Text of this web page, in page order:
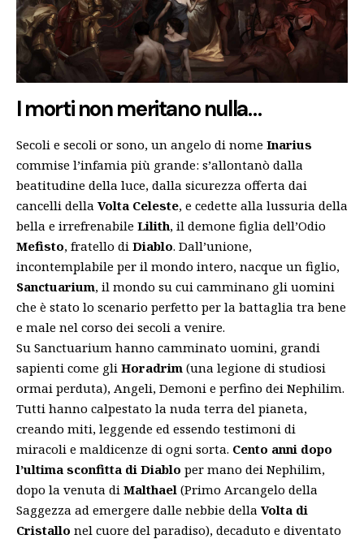
I morti non meritano nulla…
Secoli e secoli or sono, un angelo di nome Inarius
commise l’infamia più grande: s’allontanò dalla
beatitudine della luce, dalla sicurezza offerta dai
cancelli della Volta Celeste, e cedette alla lussuria della
bella e irrefrenabile Lilith, il demone figlia dell’Odio
Mefisto, fratello di Diablo. Dall’unione,
incontemplabile per il mondo intero, nacque un figlio,
Sanctuarium, il mondo su cui camminano gli uomini
che è stato lo scenario perfetto per la battaglia tra bene
e male nel corso dei secoli a venire.
Su Sanctuarium hanno camminato uomini, grandi
sapienti come gli Horadrim (una legione di studiosi
ormai perduta), Angeli, Demoni e perfino dei Nephilim.
Tutti hanno calpestato la nuda terra del pianeta,
creando miti, leggende ed essendo testimoni di
miracoli e maldicenze di ogni sorta. Cento anni dopo
l’ultima sconfitta di Diablo per mano dei Nephilim,
dopo la venuta di Malthael (Primo Arcangelo della
Saggezza ad emergere dalle nebbie della Volta di
Cristallo nel cuore del paradiso), decaduto e diventato